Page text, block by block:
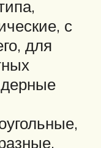
с
для